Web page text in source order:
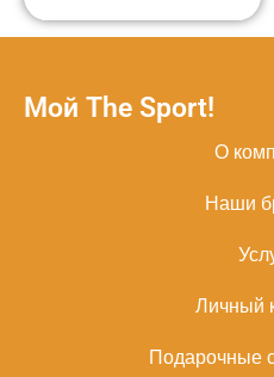
Мой The Sport!
О
Наши
Личный
Подарочные